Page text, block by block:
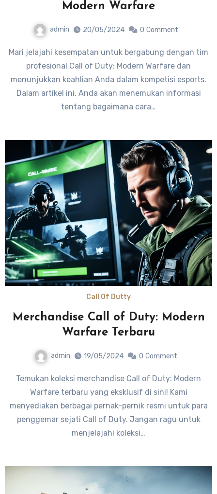
Modern Warfare
admin 20/05/2024 0 Comment
Mari jelajahi kesempatan untuk bergabung dengan tim
profesional Call of Duty: Modern Warfare dan
menunjukkan keahlian Anda dalam kompetisi esports.
Dalam artikel ini, Anda akan menemukan informasi
tentang bagaimana cara…
Call Of Dutty
Merchandise Call of Duty: Modern
Warfare Terbaru
admin 19/05/2024 0 Comment
Temukan koleksi merchandise Call of Duty: Modern
Warfare terbaru yang eksklusif di sini! Kami
menyediakan berbagai pernak-pernik resmi untuk para
penggemar sejati Call of Duty. Jangan ragu untuk
menjelajahi koleksi…